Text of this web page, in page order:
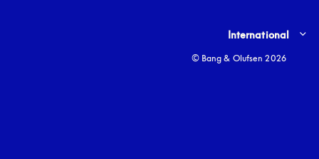
Select country and
International
© Bang & Olufsen 2026